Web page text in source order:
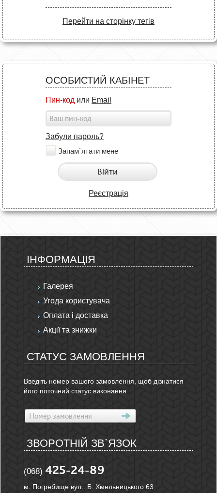
Перейти на сторінку тегів
ОСОБИСТИЙ КАБІНЕТ
Пин-код или Email
Забули пароль?
Запам`ятати мене
Війти
Реєстрація
ІНФОРМАЦІЯ
Галерея
Угода користувача
Оплата і доставка
Акції та знижки
СТАТУС ЗАМОВЛЕННЯ
Введіть номер вашого замовлення, щоб дізнатися
його поточний статус виконання
ЗВОРОТНІЙ ЗВ`ЯЗОК
(068) 425-24-89
м. Погребище вул.: Б. Хмельницького 63